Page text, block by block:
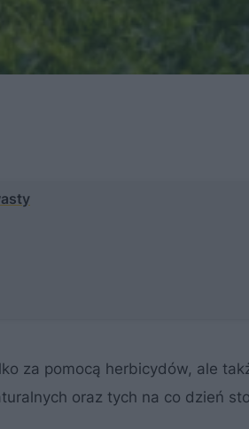
za pomocą herbicydów, ale
oraz tych na co dzień